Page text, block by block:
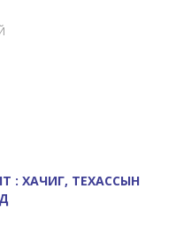
: ХАЧИГ, ТЕХАССЫН